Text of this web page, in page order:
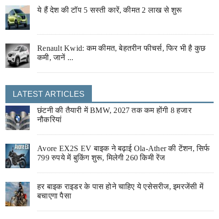
ये हैं देश की टॉप 5 सस्ती कारें, कीमत 2 लाख से शुरू
Renault Kwid: कम कीमत, बेहतरीन फीचर्स, फिर भी है कुछ
कमी, जानें ...
LATEST ARTICLES
छंटनी की तैयारी में BMW, 2027 तक कम होंगी 8 हजार
नौकरियां
Avore EX2S EV बाइक ने बढ़ाई Ola-Ather की टेंशन, सिर्फ
799 रुपये में बुकिंग शुरू, मिलेगी 260 किमी रेंज
हर बाइक राइडर के पास होने चाहिए ये एसेसरीज, इमरजेंसी में
बचाएगा पैसा